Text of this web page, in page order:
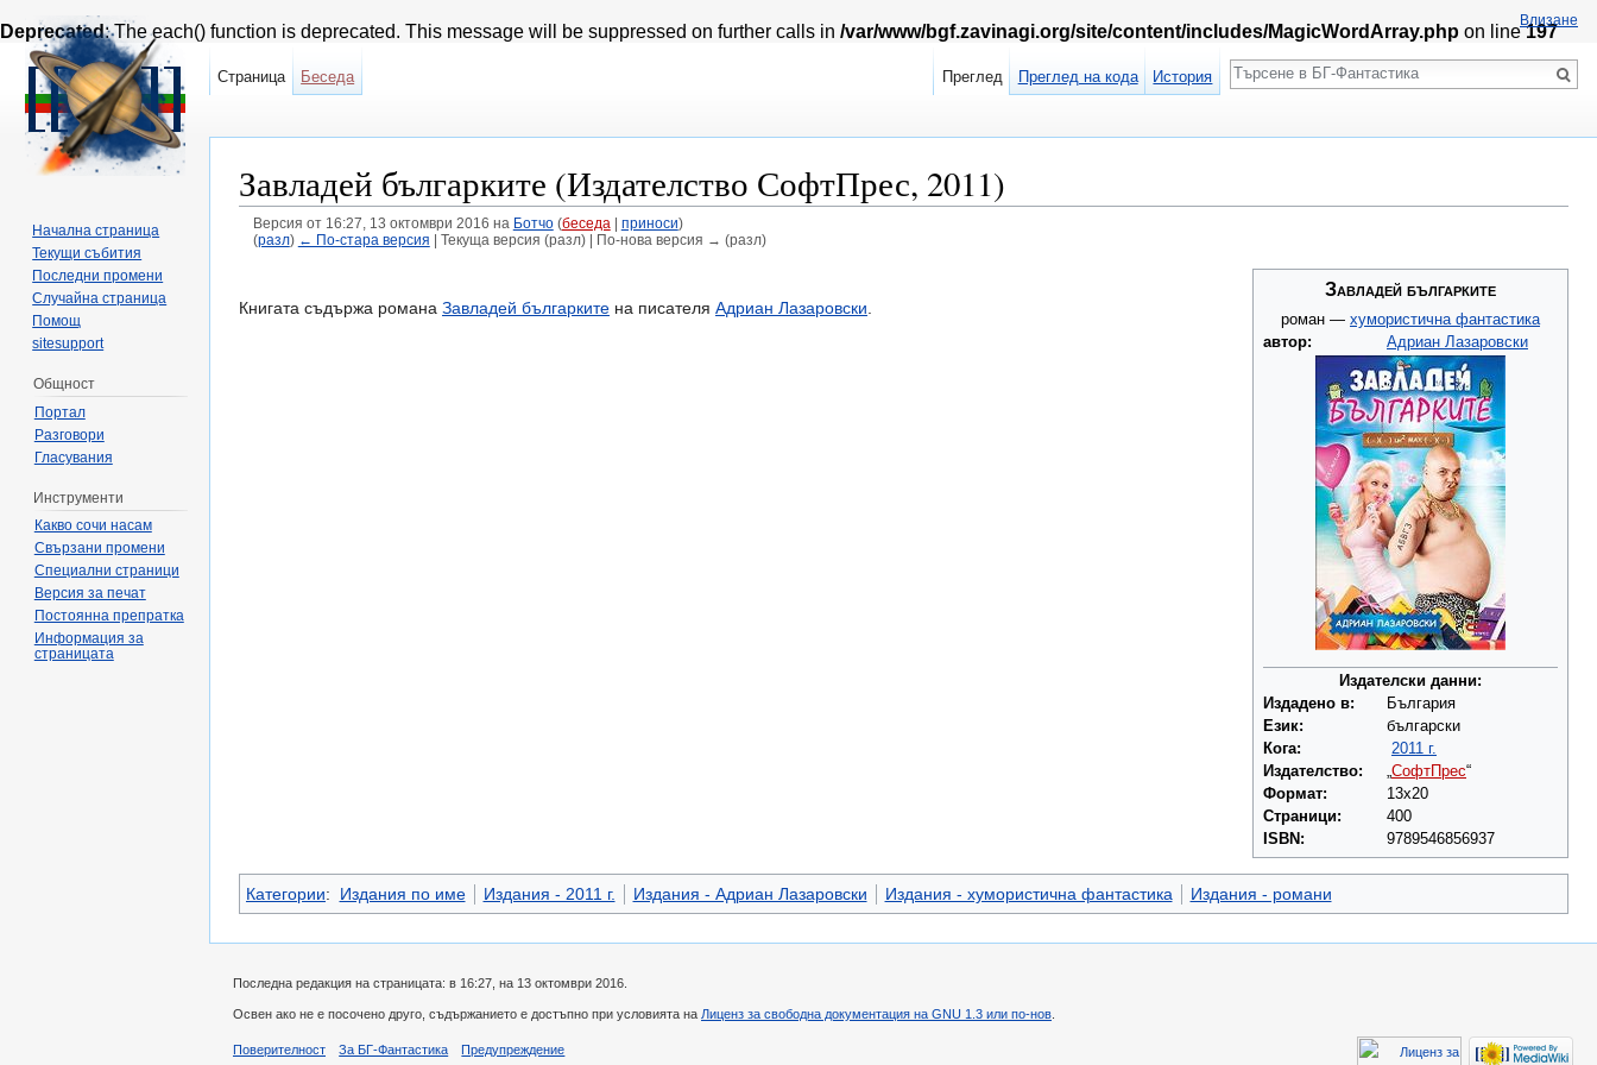
Deprecated: The each() function is deprecated. This message will be suppressed on further calls in /var/www/bgf.zavinagi.org/site/content/includes/MagicWordArray.php on line197
Завладей българките (Издателство СофтПрес, 2011)
Версия от 16:27, 13 октомври 2016 на Ботчо (беседа приноси)
(разл) ← По-стара версия | Текуща версия (разл) | По-нова версия → (разл)
Завладей българките
роман — хумористична фантастика
автор:
Адриан Лазаровски
Издателски данни:
Издадено в:
България
Език:
български
Кога:
2011 г.
Издателство:
СофтПрес“
Формат:
13х20
Страници:
400
ISBN:
9789546856937
Книгата съдържа романа Завладей българките на писателя Адриан Лазаровски
Категории: Издания по име Издания - 2011 г. Издания - Адриан Лазаровски Издания - хумористична фантастика Издания - романи
Влизане
Страница Беседа Преглед Преглед на кода История
Търсене
Начална страница
Текущи събития
Последни промени
Случайна страница
Помощ
sitesupport
Общност
Портал
Разговори
Гласувания
Инструменти
Какво сочи насам
Свързани промени
Специални страници
Версия за печат
Постоянна препратка
Информация за
страницата
Последна редакция на страницата: в 16:27, на 13 октомври 2016.
Освен ако не е посочено друго, съдържанието е достъпно при условията на Лиценз за свободна документация на GNU 1.3 или по-нов
Поверителност За БГ-Фантастика Предупреждение